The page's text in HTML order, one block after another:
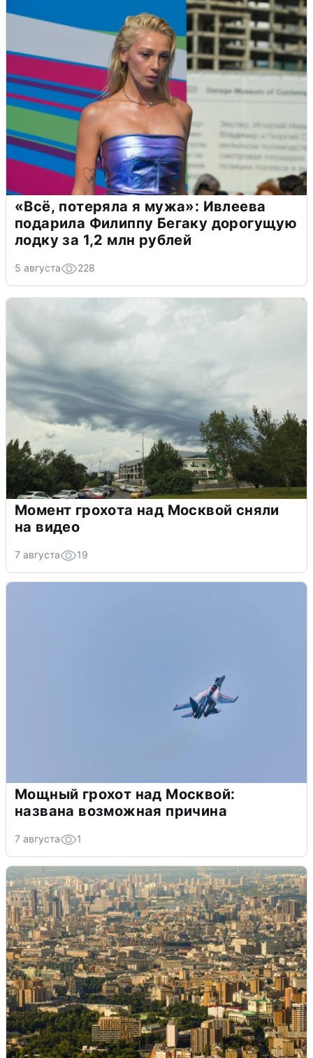
«Всё, потеряла я мужа»: Ивлеева
подарила Филиппу Бегаку дорогущую
лодку за 1,2 млн рублей
5 августа 228
Момент грохота над Москвой сняли
на видео
7 августа 19
Мощный грохот над Москвой:
названа возможная причина
7 августа 1